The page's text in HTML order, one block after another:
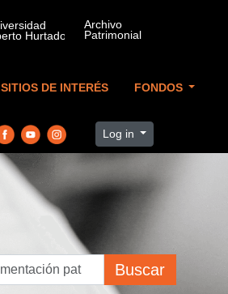
SITIOS DE INTERÉS FONDOS
Log in
Buscar